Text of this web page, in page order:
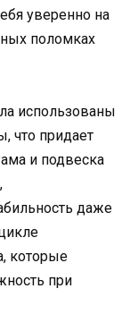
уверенно на
поломках
использованы
что придает
и подвеска
даже
которые
при